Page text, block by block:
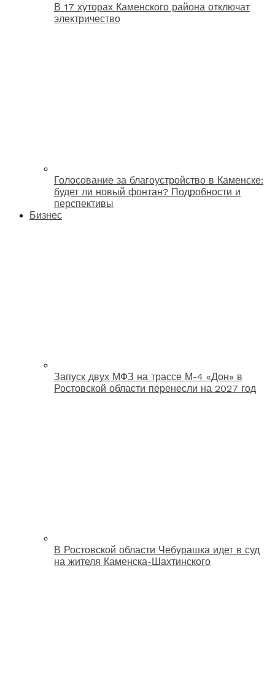
В 17 хуторах Каменского района отключат
электричество
Голосование за благоустройство в Каменске:
будет ли новый фонтан? Подробности и
перспективы
Бизнес
Запуск двух МФЗ на трассе М-4 «Дон» в
Ростовской области перенесли на 2027 год
В Ростовской области Чебурашка идет в суд
на жителя Каменска-Шахтинского